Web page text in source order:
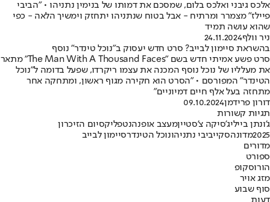
אלכס גיבני ואלכס בלום, שמסכם את דמותו של בנימין נתניהו • "הביבי
פיילז" מצמרר ומרתיח - אבל בטוח שנתניהו יתחזק וימשיך הלאה - כפי
שהוא עושה תמיד
ניר וולף24.11.2024
בהשראת סיימון לבייב? סרט חדש יעסוק ב"נוכל טינדר" נוסף
סרט פשע אמיתי חדש בשם "The Man With A Thousand Faces" מתאר
את מעלליו של נוכל נוסף המכנה את עצמו ריקרדו, שפעל בדומה ל"נוכל
הטינדר" המפורסם • "הסרט הוא חקירה מגוף ראשון, ומתחקה אחר
מתחזה בעל אלף חיים דמיוניים"
דורון פרידמן09.10.2024
תגיות קשורות
ג'ונתן בייליג'סיקה צ'סטייןמעצב אופנהנטפליקסיום הזיכרון
2025מדונהסקייביבי נתניהונוכל הטינדרסיימון לבייב
מדורים
ספורט
הורוסקופ
מזג אויר
סוף שבוע